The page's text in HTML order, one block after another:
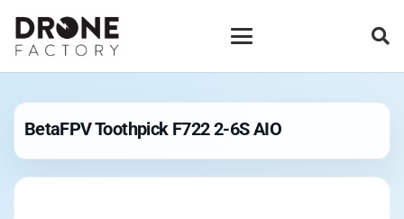
BetaFPV Toothpick F722 2-6S AIO